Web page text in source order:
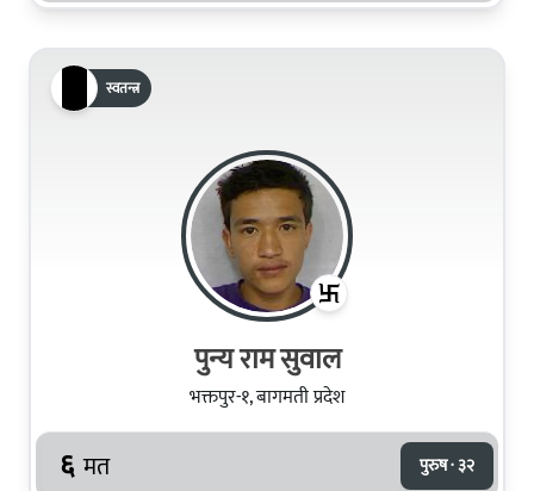
स्वतन्त्र
पुन्य राम सुवाल
भक्तपुर-१, बागमती प्रदेश
६ मत पुरुष · ३२